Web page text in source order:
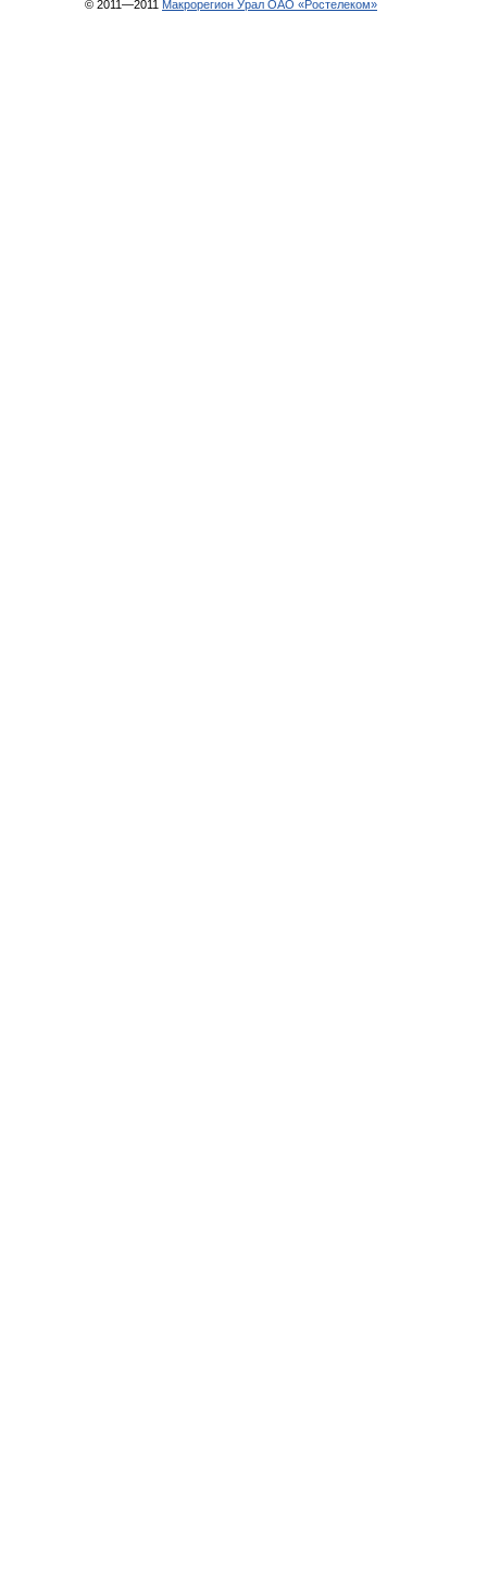
© 2011—2011 Макрорегион Урал ОАО «Ростелеком»